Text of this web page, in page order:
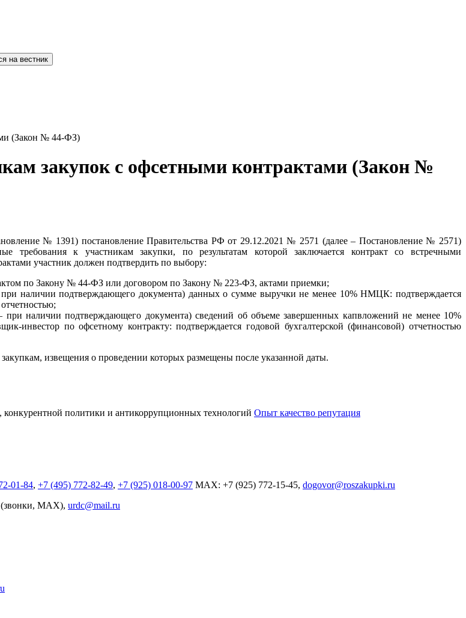
на вестник
(Закон № 44-ФЗ)
закупок с офсетными контрактами (Закон №
№ 1391) постановление Правительства РФ от 29.12.2021 № 2571 (далее – Постановление № 2571)
к участникам закупки, по результатам которой заключается контракт со встречными
участник должен подтвердить по выбору:
по Закону № 44-ФЗ или договором по Закону № 223-ФЗ, актами приемки;
при наличии подтверждающего документа) данных о сумме выручки не менее 10% НМЦК: подтверждается
при наличии подтверждающего документа) сведений об объеме завершенных капвложений не менее 10%
инвестор по офсетному контракту: подтверждается годовой бухгалтерской (финансовой) отчетностью
извещения о проведении которых размещены после указанной даты.
конкурентной политики и антикоррупционных технологий Опыт качество репутация
01-84, +7 (495) 772-82-49, +7 (925) 018-00-97 MAX: +7 (925) 772-15-45, dogovor@roszakupki.ru
(звонки, MAX), urdc@mail.ru